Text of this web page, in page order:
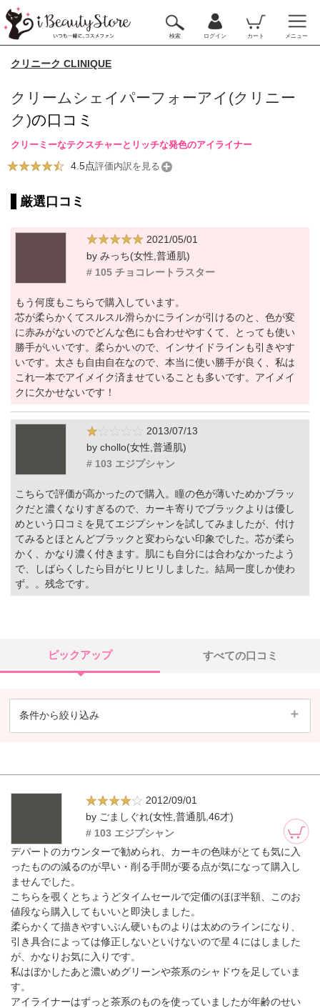
検索 ログイン カート メニュー
クリニーク CLINIQUE
クリームシェイパーフォーアイ(クリニー
ク)の口コミ
クリーミーなテクスチャーとリッチな発色のアイライナー
4.5点評価内訳を見る
厳選口コミ
2021/05/01
by みっち(女性,普通肌)
# 105 チョコレートラスター
もう何度もこちらで購入しています。
芯が柔らかくてスルスル滑らかにラインが引けるのと、色が変
に赤みがないのでどんな色にも合わせやすくて、とっても使い
勝手がいいです。柔らかいので、インサイドラインも引きやす
いです。太さも自由自在なので、本当に使い勝手が良く、私は
これ一本でアイメイク済ませていることも多いです。アイメイ
クに欠かせないです！
2013/07/13
by chollo(女性,普通肌)
# 103 エジプシャン
こちらで評価が高かったので購入。瞳の色が薄いためかブラッ
クだと濃くなりすぎるので、カーキ寄りでブラックよりは優し
めという口コミを見てエジプシャンを試してみましたが、付け
てみるとほとんどブラックと変わらない印象でした。芯が柔ら
かく、かなり濃く付きます。肌にも自分には合わなかったよう
で、しばらくしたら目がヒリヒリしました。結局一度しか使わ
ず。。残念です。
ピックアップ すべての口コミ
条件から絞り込み
2012/09/01
by ごましぐれ(女性,普通肌,46才)
# 103 エジプシャン
デパートのカウンターで勧められ、カーキの色味がとても気に入
ったものの減るのが早い・削る手間が要る点が気になって購入し
ませんでした。
こちらを覗くとちょうどタイムセールで定価のほぼ半額、このお
値段なら購入してもいいと即決しました。
柔らかくて描きやすいぶん硬いものよりは太めのラインになり、
引き具合によっては修正しないといけないので星４にはしました
が、かなりお気に入りです。
私はぼかしたあと濃いめグリーンや茶系のシャドウを足していま
す。
アイライナーはずっと茶系のものを使っていましたが年齢のせい